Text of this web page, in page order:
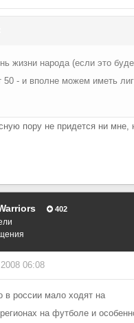
жизни народа (если это
50 - и вполне можем иметь
пору не придется ни мне,
402
06:08
в россии мало ходят на
на футболе и